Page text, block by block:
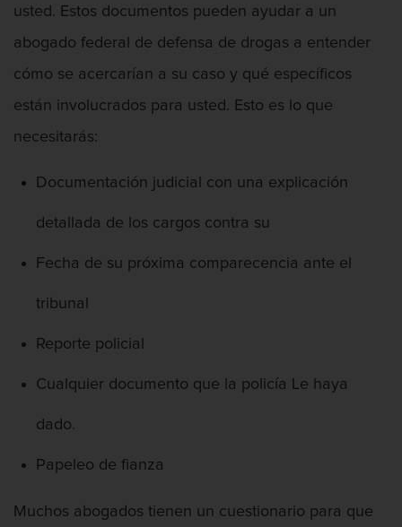
usted. Estos documentos pueden ayudar a un
abogado federal de defensa de drogas a entender
cómo se acercarían a su caso y qué específicos
están involucrados para usted. Esto es lo que
necesitarás:
Documentación judicial con una explicación
detallada de los cargos contra su
Fecha de su próxima comparecencia ante el
tribunal
Reporte policial
Cualquier documento que la policía Le haya
dado.
Papeleo de fianza
Muchos abogados tienen un cuestionario para que
Abuso Infantil